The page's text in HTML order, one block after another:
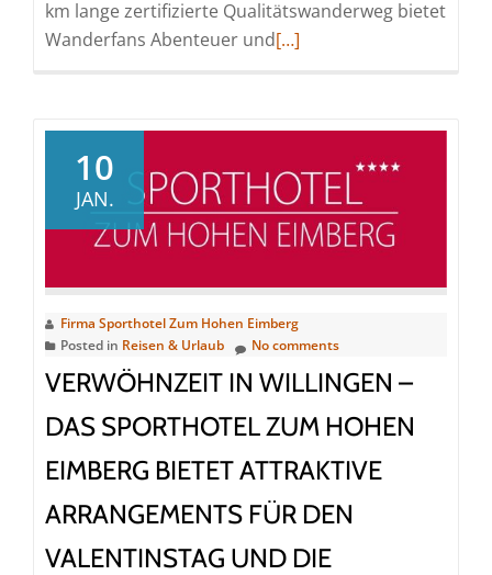
km lange zertifizierte Qualitätswanderweg bietet
Wanderfans Abenteuer undRead
ist
da
–
Frühling
in
Willingen
begrüßen
[…]
10
JAN.
Firma Sporthotel Zum Hohen Eimberg
Posted in Reisen & Urlaub No comments
VERWÖHNZEIT IN WILLINGEN –
DAS SPORTHOTEL ZUM HOHEN
EIMBERG BIETET ATTRAKTIVE
ARRANGEMENTS FÜR DEN
VALENTINSTAG UND DIE